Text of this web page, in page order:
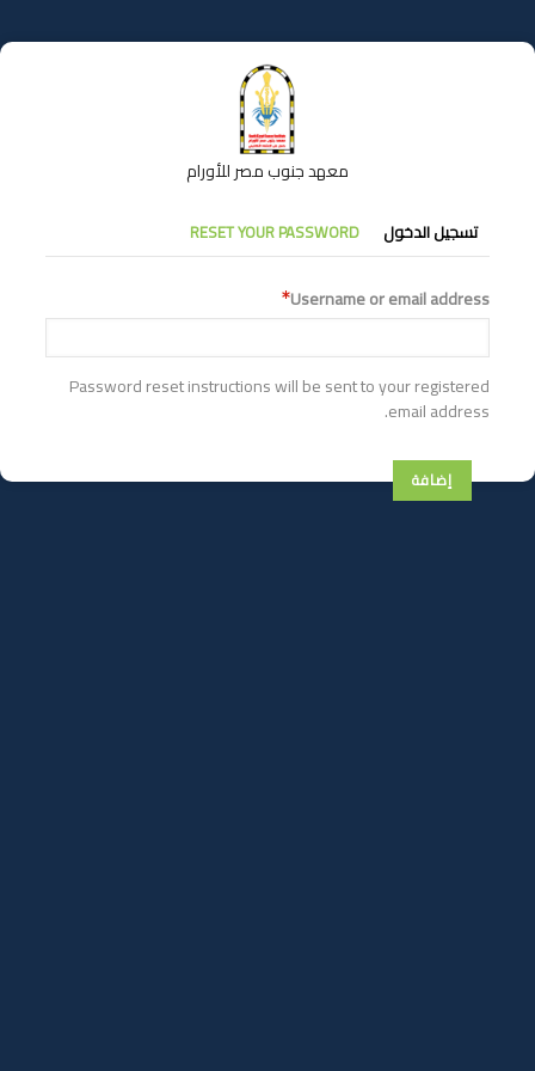
إلى
المحتوى
معهد جنوب مصر للأورام
التبويبات
الأساسية
تسجيل الدخول RESET YOUR PASSWORD
Username or email address
Password reset instructions will be sent to your registered
email address.